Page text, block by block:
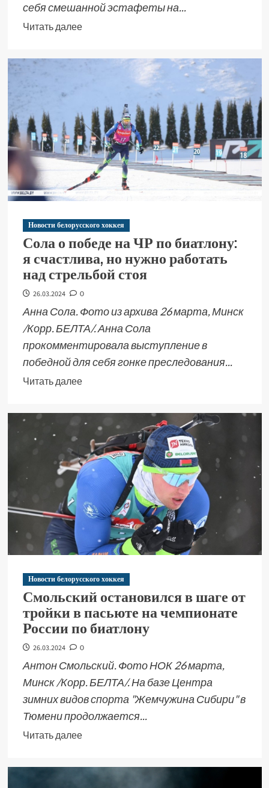
себя смешанной эстафеты на...
Читать далее
Новости белорусского хоккея
Сола о победе на ЧР по биатлону:
я счастлива, но нужно работать
над стрельбой стоя
26.03.2024 0
Анна Сола. Фото из архива 26 марта, Минск
/Корр. БЕЛТА/. Анна Сола
прокомментировала выступление в
победной для себя гонке преследования...
Читать далее
Новости белорусского хоккея
Смольский остановился в шаге от
тройки в пасьюте на чемпионате
России по биатлону
26.03.2024 0
Антон Смольский. Фото НОК 26 марта,
Минск /Корр. БЕЛТА/. На базе Центра
зимних видов спорта "Жемчужина Сибири" в
Тюмени продолжается...
Читать далее